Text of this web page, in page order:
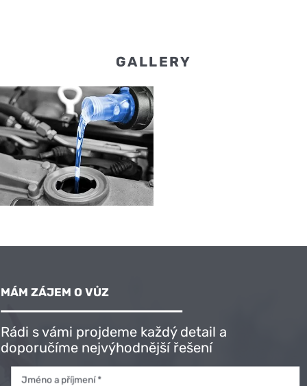
GALLERY
MÁM ZÁJEM O VŮZ
Rádi s vámi projdeme každý detail a
doporučíme nejvýhodnější řešení
Jméno a příjmení *